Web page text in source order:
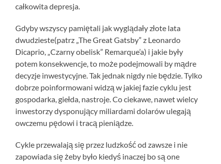
całkowita depresja.
Gdyby wszyscy pamiętali jak wyglądały złote lata
dwudzieste(patrz „The Great Gatsby” z Leonardo
Dicaprio, „Czarny obelisk” Remarque’a) i jakie były
potem konsekwencje, to może podejmowali by mądre
decyzje inwestycyjne. Tak jednak nigdy nie będzie. Tylko
dobrze poinformowani widzą w jakiej fazie cyklu jest
gospodarka, giełda, nastroje. Co ciekawe, nawet wielcy
inwestorzy dysponujący miliardami dolarów ulegają
owczemu pędowi i tracą pieniądze.
Cykle przewalają się przez ludzkość od zawsze i nie
zapowiada się żeby było kiedyś inaczej bo są one